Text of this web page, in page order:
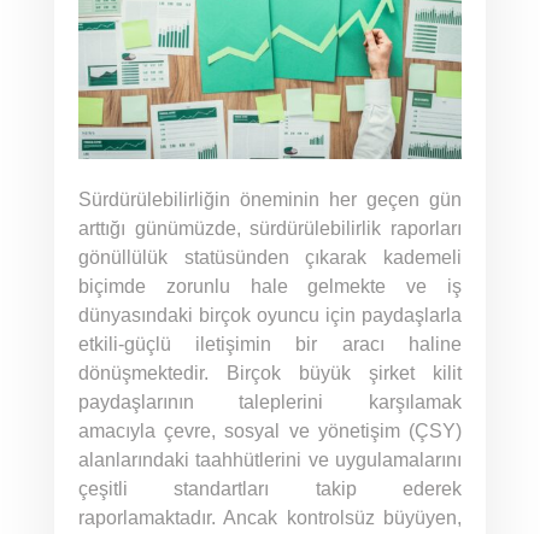
Sürdürülebilirliğin öneminin her geçen gün
arttığı günümüzde, sürdürülebilirlik raporları
gönüllülük statüsünden çıkarak kademeli
biçimde zorunlu hale gelmekte ve iş
dünyasındaki birçok oyuncu için paydaşlarla
etkili-güçlü iletişimin bir aracı haline
dönüşmektedir. Birçok büyük şirket kilit
paydaşlarının taleplerini karşılamak
amacıyla çevre, sosyal ve yönetişim (ÇSY)
alanlarındaki taahhütlerini ve uygulamalarını
çeşitli standartları takip ederek
raporlamaktadır. Ancak kontrolsüz büyüyen,